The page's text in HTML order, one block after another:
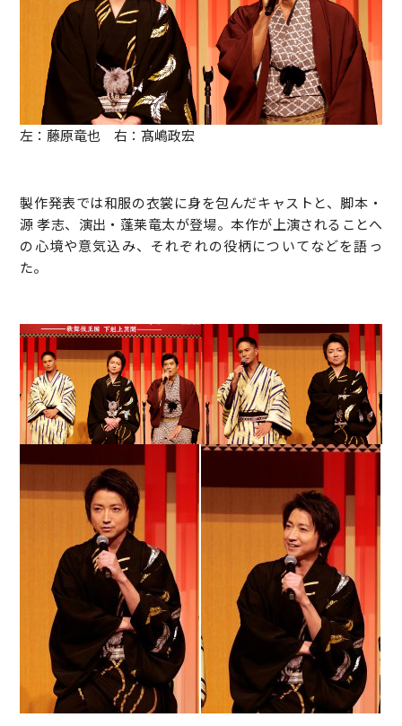
左：藤原竜也 右：髙嶋政宏
製作発表では和服の衣裳に身を包んだキャストと、脚本・
源 孝志、演出・蓬莱竜太が登場。本作が上演されることへ
の心境や意気込み、それぞれの役柄についてなどを語っ
た。